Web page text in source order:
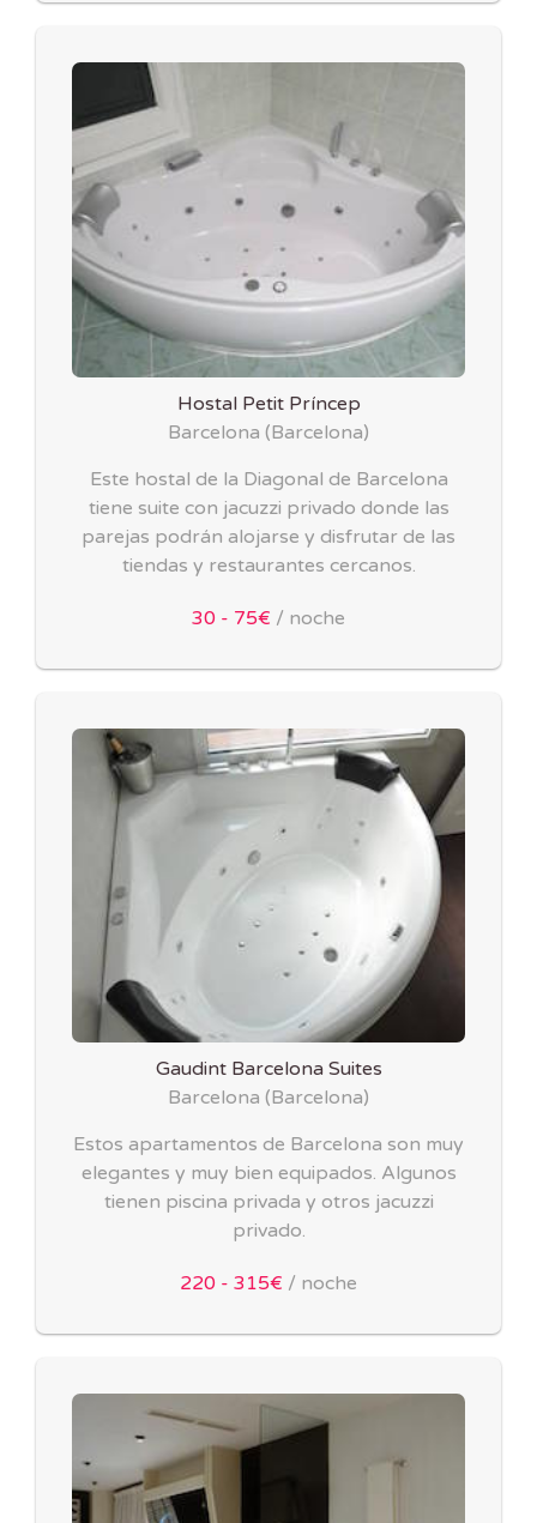
Hostal Petit Príncep
Barcelona (Barcelona)
Este hostal de la Diagonal de Barcelona
tiene suite con jacuzzi privado donde las
parejas podrán alojarse y disfrutar de las
tiendas y restaurantes cercanos.
30 - 75€ / noche
Gaudint Barcelona Suites
Barcelona (Barcelona)
Estos apartamentos de Barcelona son muy
elegantes y muy bien equipados. Algunos
tienen piscina privada y otros jacuzzi
privado.
220 - 315€ / noche